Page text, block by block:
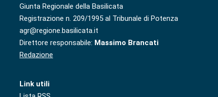
Giunta Regionale della Basilicata
Registrazione n. 209/1995 al Tribunale di Potenza
agr@regione.basilicata.it
Direttore responsabile: Massimo Brancati
Redazione
Link utili